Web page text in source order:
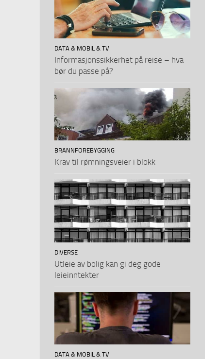
DATA & MOBIL & TV
Informasjonssikkerhet på reise – hva
bør du passe på?
BRANNFOREBYGGING
Krav til rømningsveier i blokk
DIVERSE
Utleie av bolig kan gi deg gode
leieinntekter
DATA & MOBIL & TV